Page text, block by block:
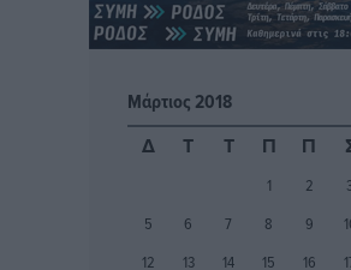
Παπαθεοδώρου
Τοπικές Ειδήσεις• πριν 12 ώρες
Αναγέννηση Ασφενδιού: Με
Μάρτιος 2018
Δ
Τ Τ Π Π
1 2
5
6 7 8 9
12
13 14 15 16